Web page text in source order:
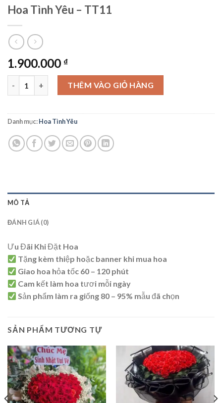
Hoa Tình Yêu – TT11
1.900.000 ₫
Hoa Tình Yêu - TT11 số lượngTHÊM VÀO GIỎ HÀNG
Danh mục:Hoa Tình Yêu
MÔ TẢ
ĐÁNH GIÁ (0)
Ưu Đãi Khi Đặt Hoa
Tặng kèm thiệp hoặc banner khi mua hoa
Giao hoa hỏa tốc 60 – 120 phút
Cam kết làm hoa tươi mỗi ngày
Sản phẩm làm ra giống 80 – 95% mẫu đã chọn
SẢN PHẨM TƯƠNG TỰ